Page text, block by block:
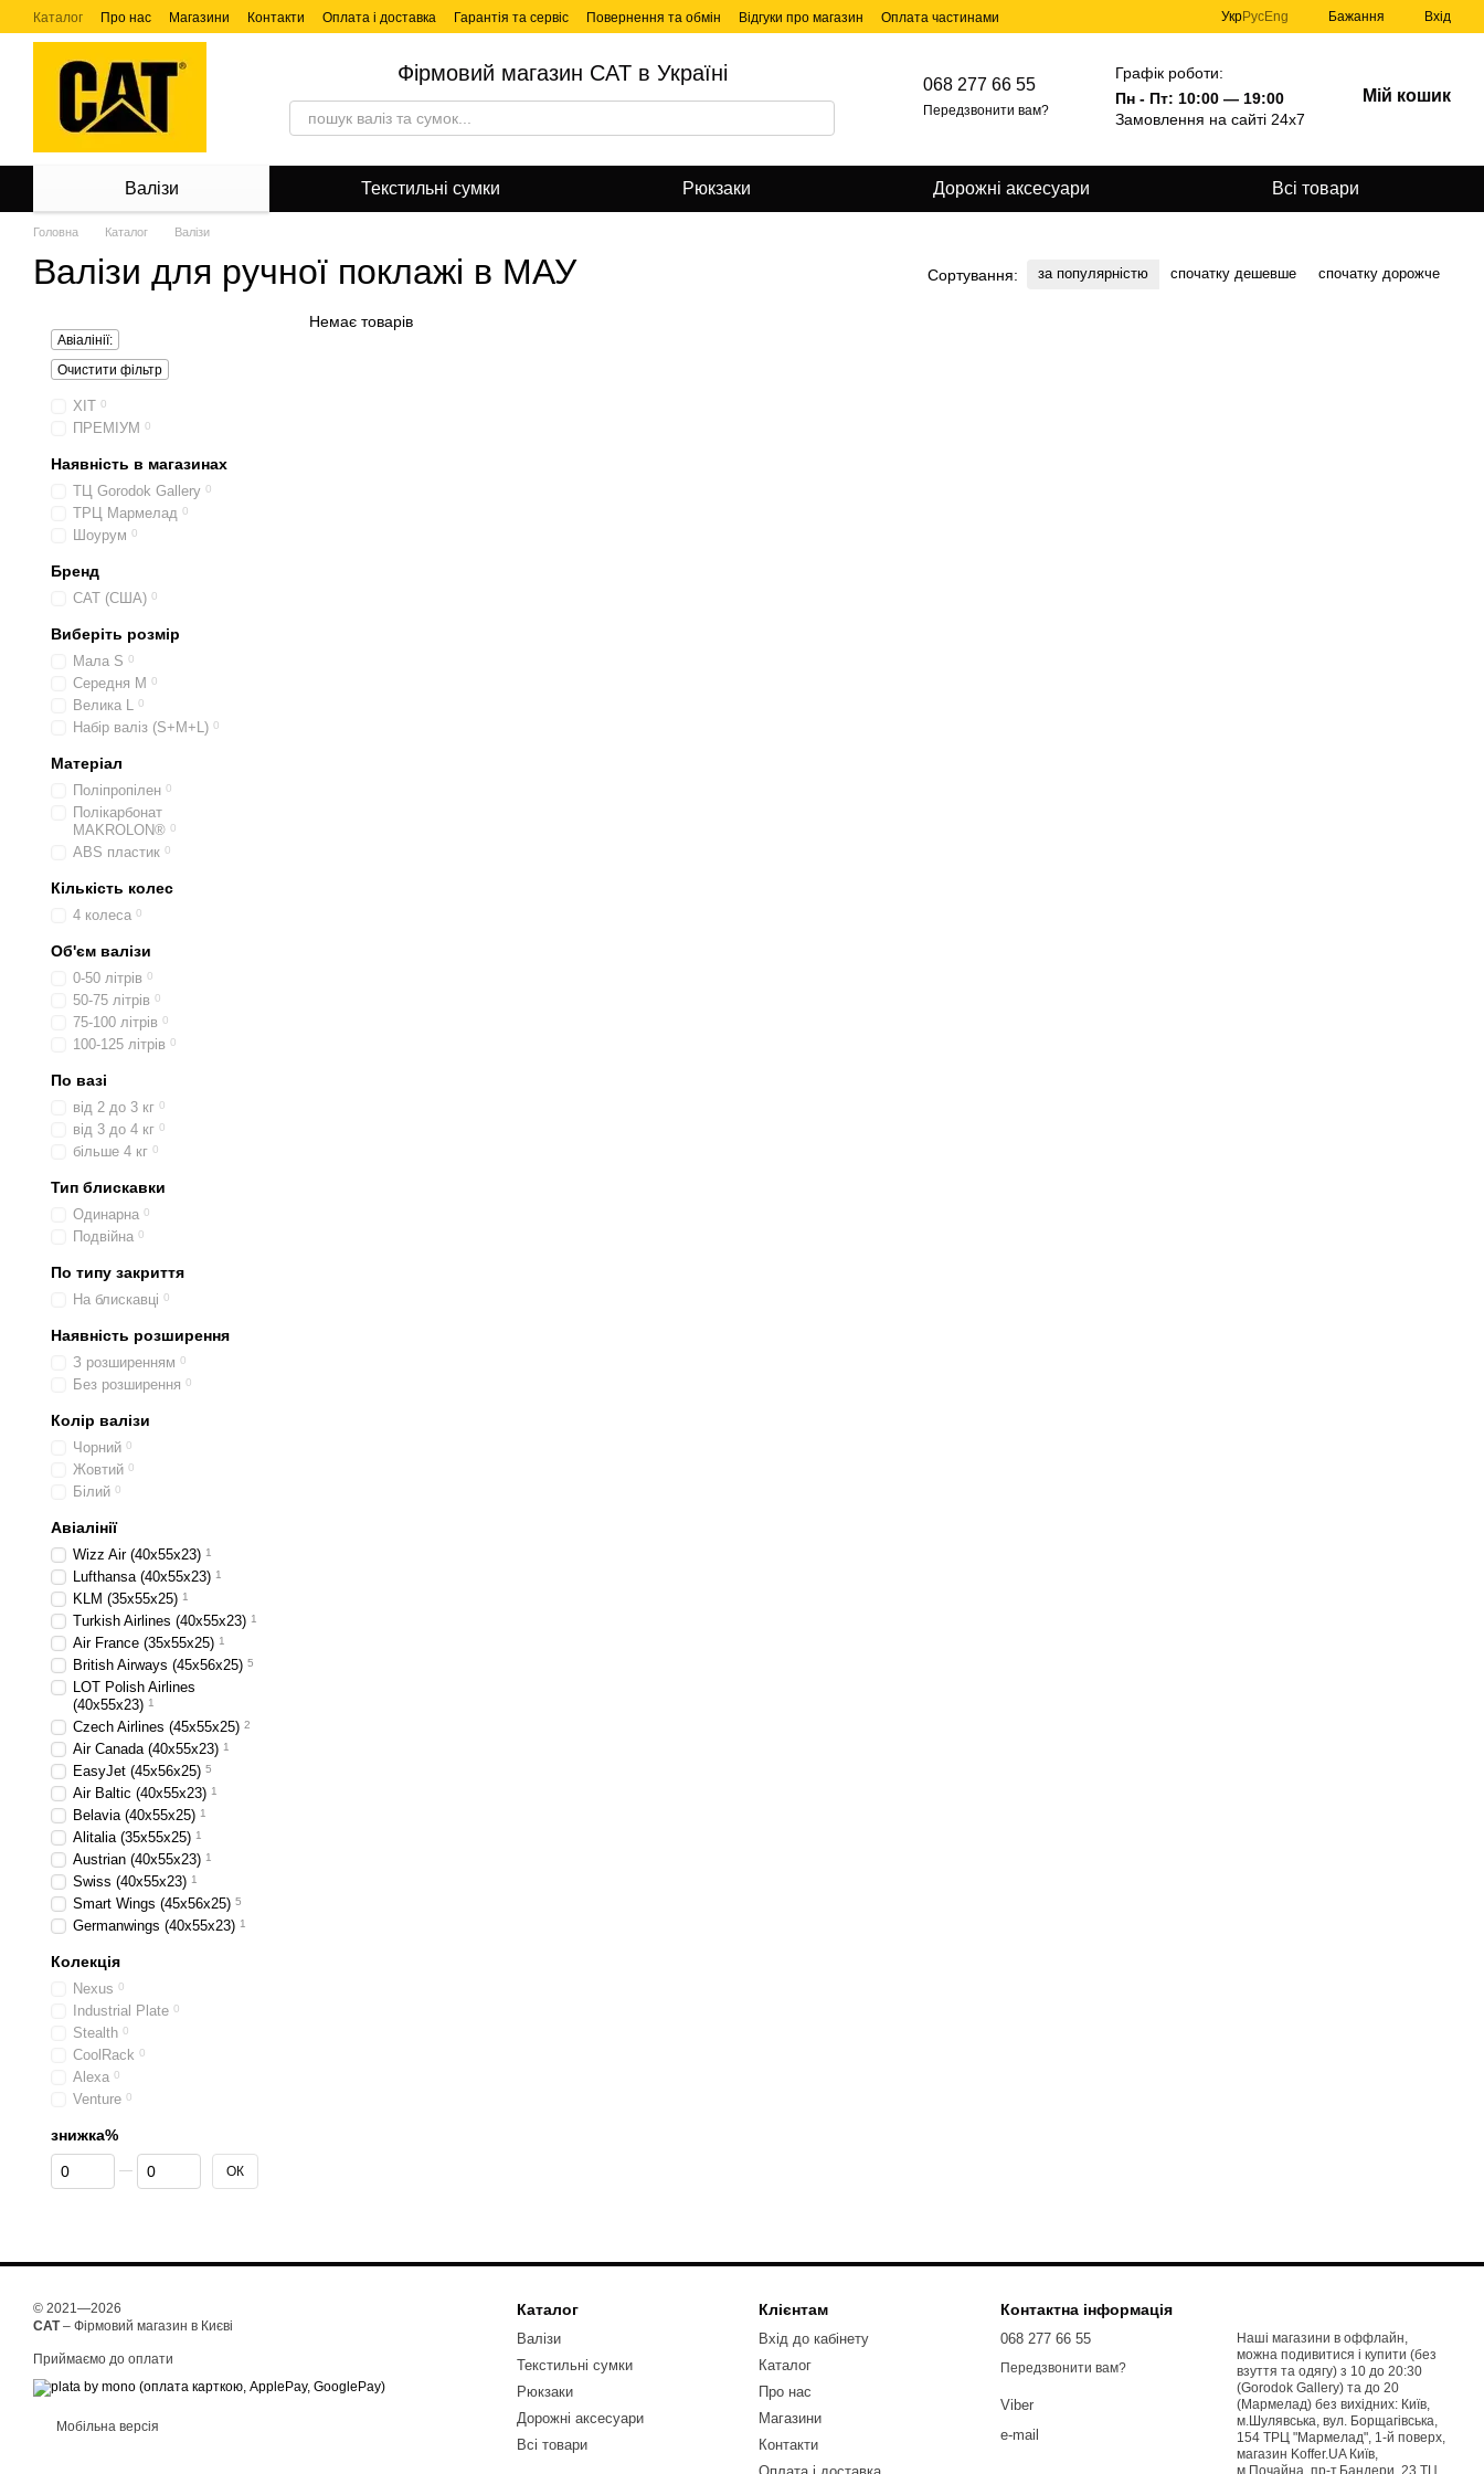
Перейти до основного контенту
Каталог Про нас Магазини Контакти Оплата і доставка Гарантія та сервіс Повернення та обмін Відгуки про магазин Оплата частинами УкрРусEng Бажання Вхід
Фірмовий магазин CAT в Україні 068 277 66 55
Передзвонити вам?
Графік роботи:
Пн - Пт: 10:00 — 19:00
Замовлення на сайті 24х7
Мій кошик
Валізи Текстильні сумки Рюкзаки Дорожні аксесуари Всі товари
Головна Каталог Валізи
Валізи для ручної поклажі в МАУ Сортування: за популярністю спочатку дешевше спочатку дорожче
Немає товарів
Авіалінії:
Очистити фільтр
ХІТ 0
ПРЕМІУМ 0
Наявність в магазинах
ТЦ Gorodok Gallery 0
ТРЦ Мармелад 0
Шоурум 0
Бренд
CAT (США) 0
Виберіть розмір
Мала S 0
Середня M 0
Велика L 0
Набір валіз (S+M+L) 0
Матеріал
Поліпропілен 0
Полікарбонат
MAKROLON® 0
ABS пластик 0
Кількість колес
4 колеса 0
Об'єм валізи
0-50 літрів 0
50-75 літрів 0
75-100 літрів 0
100-125 літрів 0
По вазі
від 2 до 3 кг 0
від 3 до 4 кг 0
більше 4 кг 0
Тип блискавки
Одинарна 0
Подвійна 0
По типу закриття
На блискавці 0
Наявність розширення
З розширенням 0
Без розширення 0
Колір валізи
Чорний 0
Жовтий 0
Білий 0
Авіалінії
Wizz Air (40х55х23) 1
Lufthansa (40х55х23) 1
KLM (35x55x25) 1
Turkish Airlines (40x55x23) 1
Air France (35x55x25) 1
British Airways (45x56x25) 5
LOT Polish Airlines
(40x55x23) 1
Czech Airlines (45x55x25) 2
Air Canada (40x55x23) 1
EasyJet (45х56х25) 5
Air Baltic (40x55x23) 1
Belavia (40х55х25) 1
Alitalia (35х55х25) 1
Austrian (40x55x23) 1
Swiss (40x55x23) 1
Smart Wings (45x56x25) 5
Germanwings (40x55x23) 1
Колекція
Nexus 0
Industrial Plate 0
Stealth 0
CoolRack 0
Alexa 0
Venture 0
знижка%
Від знижка%
До знижка% ОК
© 2021—2026
CAT– Фірмовий магазин в Києві
Приймаємо до оплати
Мобільна версія
Каталог
Валізи
Текстильні сумки
Рюкзаки
Дорожні аксесуари
Всі товари
Клієнтам
Вхід до кабінету
Каталог
Про нас
Магазини
Контакти
Контактна інформація
068 277 66 55
Передзвонити вам?
Viber
e-mail
Наші магазини в оффлайн,
можна подивитися і купити (без
взуття та одягу) з 10 до 20:30
(Gorodok Gallery) та до 20
(Мармелад) без вихідних: Київ,
м.Шулявська, вул. Борщагівська,
154 ТРЦ "Мармелад", 1-й поверх,
магазин Koffer.UA Київ,
м.Почайна, пр-т.Бандери, 23 ТЦ